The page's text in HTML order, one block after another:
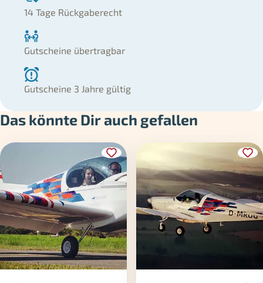
14 Tage Rückgaberecht
Gutscheine übertragbar
Gutscheine 3 Jahre gültig
Das könnte Dir auch gefallen